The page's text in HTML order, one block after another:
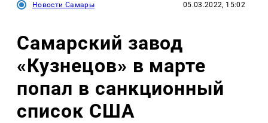
Новости Самары 05.03.2022, 15:02
Самарский завод
«Кузнецов» в марте
попал в санкционный
список США